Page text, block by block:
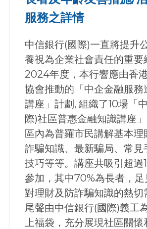
服務之詳情
中信銀行(國際)一直將提升
養視為企業社會責任的重要
2024年度，本行響應由香
協會推動的「中企金融服務
講座」計劃, 組織了10場「
際)社區普惠金融知識講座
區內為普羅市民講解基本理
詐騙知識、最新騙局、常見
技巧等等。講座共吸引超過
參加，其中70%為長者，
對理財及防詐騙知識的熱切
尾聲由中信銀行(國際)義工
上福袋，充分展現社區關懷